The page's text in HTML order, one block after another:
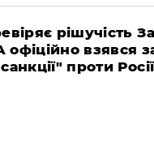
рішучість
взявся
проти Росії